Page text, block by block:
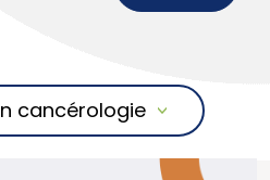
cancérologie